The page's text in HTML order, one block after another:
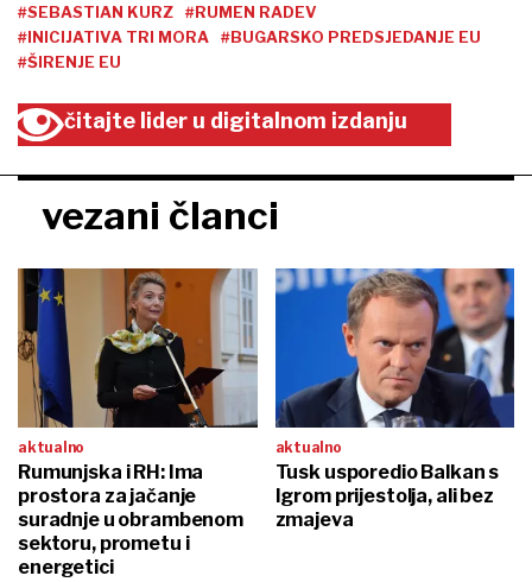
#SEBASTIAN KURZ
#RUMEN RADEV
#INICIJATIVA TRI MORA
#BUGARSKO PREDSJEDANJE EU
#ŠIRENJE EU
čitajte lider u digitalnom izdanju
vezani članci
aktualno
Rumunjska i RH: Ima
prostora za jačanje
suradnje u obrambenom
sektoru, prometu i
energetici
aktualno
Tusk usporedio Balkan s
Igrom prijestolja, ali bez
zmajeva